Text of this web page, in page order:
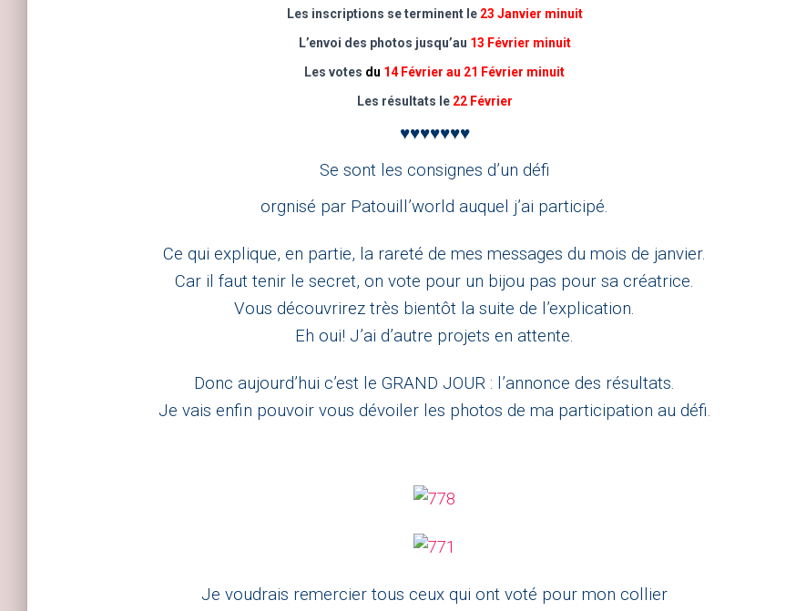
Les inscriptions se terminent le 23 Janvier minuit
L’envoi des photos jusqu’au 13 Février minuit
Les votes du 14 Février au 21 Février minuit
Les résultats le22 Février
♥♥♥♥♥♥♥
Se sont les consignes d’un défi
orgnisé par Patouill’world auquel j’ai participé.
Ce qui explique, en partie, la rareté de mes messages du mois de janvier.
Car il faut tenir le secret, on vote pour un bijou pas pour sa créatrice.
Vous découvrirez très bientôt la suite de l’explication.
Eh oui! J’ai d’autre projets en attente.
Donc aujourd’hui c’est le GRAND JOUR : l’annonce des résultats.
Je vais enfin pouvoir vous dévoiler les photos de ma participation au défi.
Je voudrais remercier tous ceux qui ont voté pour mon collier